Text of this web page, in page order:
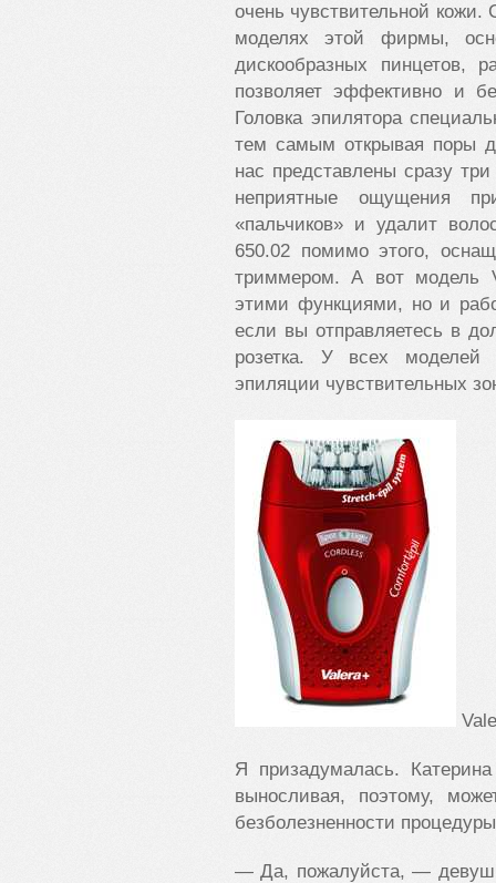
очень чувствительной
моделях этой фирмы,
дискообразных пинцетов,
позволяет эффективно и
Головка эпилятора
тем самым открывая поры
нас представлены сразу
неприятные ощущения
«пальчиков» и удалит
650.02 помимо этого,
триммером. А вот модель
этими функциями, но и
если вы отправляетесь в
розетка. У всех моделей
эпиляции чувствительных
Я призадумалась.
выносливая, поэтому,
безболезненности
— Да, пожалуйста, —